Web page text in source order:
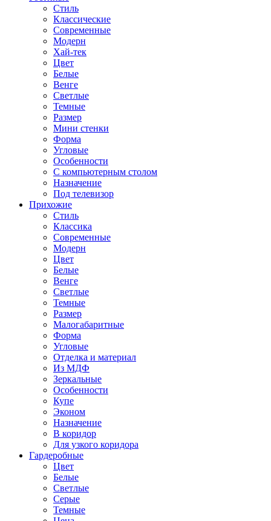
Стиль
Классические
Современные
Модерн
Хай-тек
Цвет
Белые
Венге
Светлые
Темные
Размер
Мини стенки
Форма
Угловые
Особенности
С компьютерным столом
Назначение
Под телевизор
Прихожие
Стиль
Классика
Современные
Модерн
Цвет
Белые
Венге
Светлые
Темные
Размер
Малогабаритные
Форма
Угловые
Отделка и материал
Из МДФ
Зеркальные
Особенности
Купе
Эконом
Назначение
В коридор
Для узкого коридора
Гардеробные
Цвет
Белые
Светлые
Серые
Темные